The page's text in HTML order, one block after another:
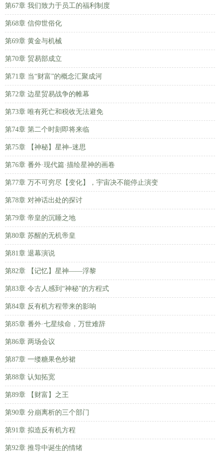
第67章 我们致力于员工的福利制度
第68章 信仰世俗化
第69章 黄金与机械
第70章 贸易部成立
第71章 当“财富”的概念汇聚成河
第72章 边星贸易战争的帷幕
第73章 唯有死亡和税收无法避免
第74章 第二个时刻即将来临
第75章 【神秘】星神–迷思
第76章 番外·现代篇·描绘星神的画卷
第77章 万不可穷尽【变化】，宇宙决不能停止演变
第78章 对神话出处的探讨
第79章 帝皇的沉睡之地
第80章 苏醒的无机帝皇
第81章 退幕演说
第82章 【记忆】星神——浮黎
第83章 令古人感到“神秘”的方程式
第84章 反有机方程带来的影响
第85章 番外·七星续命，万世难辞
第86章 两场会议
第87章 一缕糖果色纱裙
第88章 认知拓宽
第89章 【财富】之王
第90章 分崩离析的三个部门
第91章 拟造反有机方程
第92章 推导中诞生的情绪